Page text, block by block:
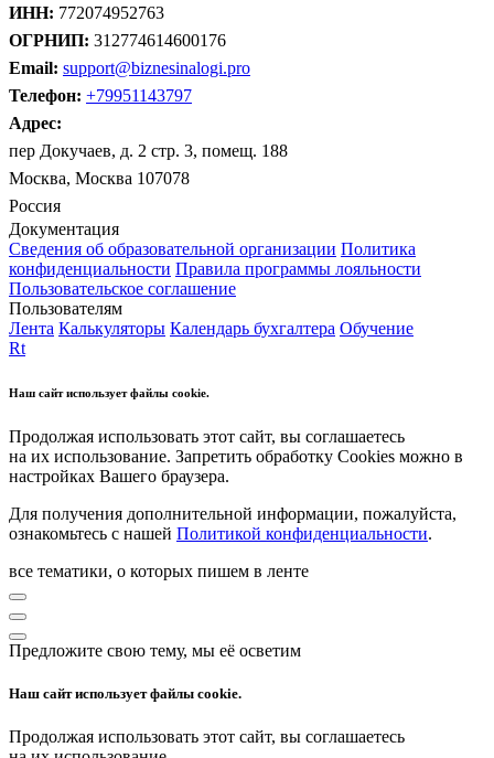
ИНН: 772074952763
ОГРНИП: 312774614600176
Email: support@biznesinalogi.pro
Телефон: +79951143797
Адрес:
пер Докучаев, д. 2 стр. 3, помещ. 188
Москва, Москва 107078
Россия
Документация
Сведения об образовательной организации Политика
конфиденциальности Правила программы лояльности
Пользовательское соглашение
Пользователям
Лента Калькуляторы Календарь бухгалтера Обучение
Rt
Наш сайт использует файлы cookie.
Продолжая использовать этот сайт, вы соглашаетесь
на их использование. Запретить обработку Cookies можно в
настройках Вашего браузера.
Для получения дополнительной информации, пожалуйста,
ознакомьтесь с нашей Политикой конфиденциальности.
все тематики, о которых пишем в ленте
Предложите свою тему, мы её осветим
Наш сайт использует файлы cookie.
Продолжая использовать этот сайт, вы соглашаетесь